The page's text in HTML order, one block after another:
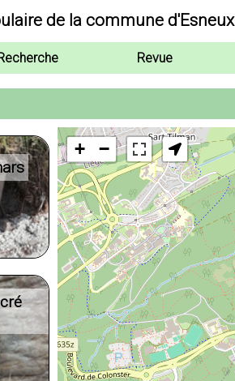
de la commune d'Esneux
Revue
+ −